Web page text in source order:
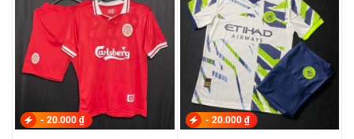
- 20.000 ₫ - 20.000 ₫